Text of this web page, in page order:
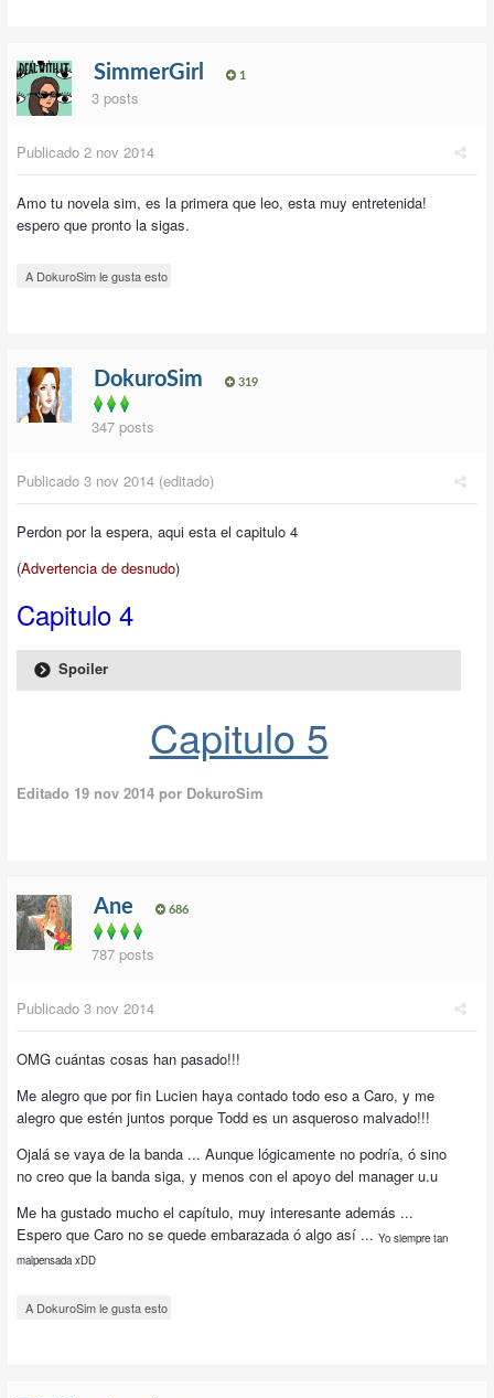
SimmerGirl 1
3 posts
Publicado 2 nov 2014
Amo tu novela sim, es la primera que leo, esta muy entretenida!
espero que pronto la sigas.
A DokuroSim le gusta esto
DokuroSim 319
347 posts
Publicado 3 nov 2014 (editado)
Perdon por la espera, aqui esta el capitulo 4
(Advertencia de desnudo)
Capitulo 4
Spoiler
Capitulo 5
Editado 19 nov 2014 por DokuroSim
Ane 686
787 posts
Publicado 3 nov 2014
OMG cuántas cosas han pasado!!!
Me alegro que por fin Lucien haya contado todo eso a Caro, y me
alegro que estén juntos porque Todd es un asqueroso malvado!!!
Ojalá se vaya de la banda ... Aunque lógicamente no podría, ó sino
no creo que la banda siga, y menos con el apoyo del manager u.u
Me ha gustado mucho el capítulo, muy interesante además ...
Espero que Caro no se quede embarazada ó algo así ... Yo siempre tan
malpensada xDD
A DokuroSim le gusta esto